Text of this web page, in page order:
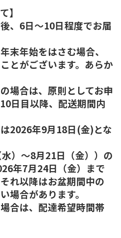
】
、6日～10日程度でお届
末年始をはさむ場合、
とがございます。あらか
場合は、原則としてお申
日目以降、配送期間内
2026年9月18日(金)とな
）～8月21日（金））の
年7月24日（金）まで
れ以降はお盆期間中の
場合があります。
合は、配達希望時間帯